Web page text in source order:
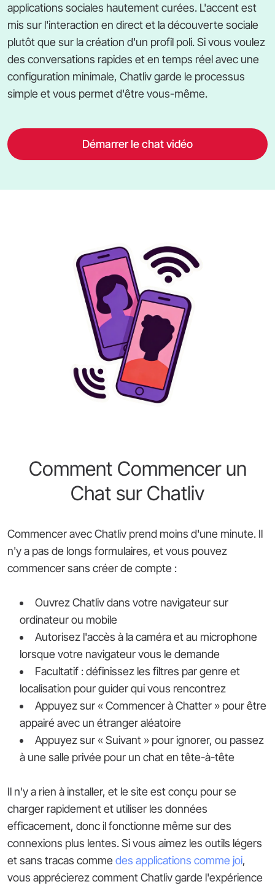
applications sociales hautement curées. L'accent est
mis sur l'interaction en direct et la découverte sociale
plutôt que sur la création d'un profil poli. Si vous voulez
des conversations rapides et en temps réel avec une
configuration minimale, Chatliv garde le processus
simple et vous permet d'être vous-même.
Démarrer le chat vidéo
Comment Commencer un
Chat sur Chatliv
Commencer avec Chatliv prend moins d'une minute. Il
n'y a pas de longs formulaires, et vous pouvez
commencer sans créer de compte :
Ouvrez Chatliv dans votre navigateur sur
ordinateur ou mobile
Autorisez l'accès à la caméra et au microphone
lorsque votre navigateur vous le demande
Facultatif : définissez les filtres par genre et
localisation pour guider qui vous rencontrez
Appuyez sur « Commencer à Chatter » pour être
appairé avec un étranger aléatoire
Appuyez sur « Suivant » pour ignorer, ou passez
à une salle privée pour un chat en tête-à-tête
Il n'y a rien à installer, et le site est conçu pour se
charger rapidement et utiliser les données
efficacement, donc il fonctionne même sur des
connexions plus lentes. Si vous aimez les outils légers
et sans tracas comme des applications comme joi,
vous apprécierez comment Chatliv garde l'expérience